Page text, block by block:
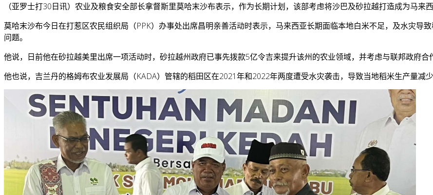
（亚罗士打30日讯）农业及粮食安全部长拿督斯里莫哈末沙布表示，作为长期计划，该部考虑将沙巴及砂拉越打造成为马来
莫哈末沙布今日在打惹区农民组织局（PPK）办事处出席昌明亲善活动时表示，马来西亚长期面临本地白米不足，及水灾导
问题。
他说，日前他在砂拉越美里出席一项活动时，砂拉越州政府已事先拨款5亿令吉来提升该州的农业领域，并考虑与联邦政府合
他也说，吉兰丹的格姆布农业发展局（KADA）管辖的稻田区在2021年和2022年两度遭受水灾袭击，导致当地稻米生产量减少